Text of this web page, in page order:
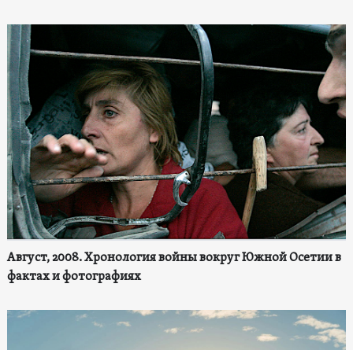
Август, 2008. Хронология войны вокруг Южной Осетии в
фактах и фотографиях